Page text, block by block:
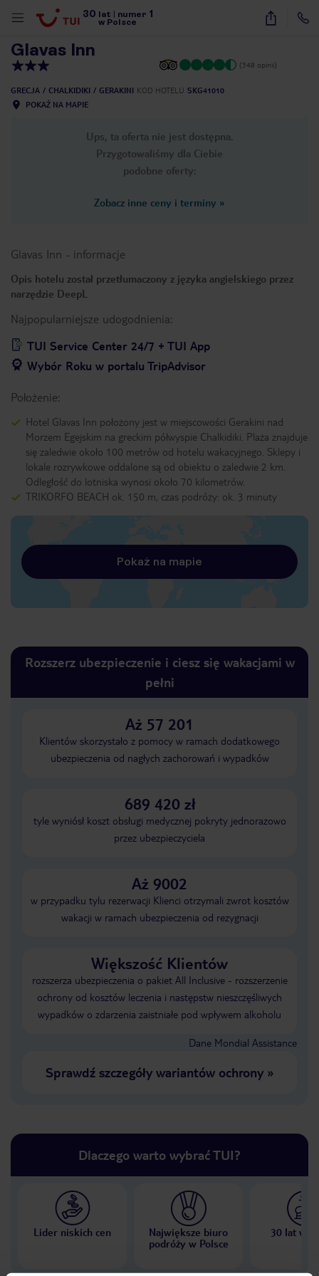
30 lat numer 1
w Polsce
21
Glavas Inn
(348 opinii)
GRECJA CHALKIDIKI GERAKINI KOD HOTELU SKG41010
POKAŻ NA MAPIE
Ups, ta oferta nie jest dostępna.
Przygotowaliśmy dla Ciebie
podobne oferty:
Zobacz inne ceny i terminy »
Glavas Inn - informacje
Opis hotelu został przetłumaczony z języka angielskiego przez
narzędzie DeepL
Najpopularniejsze udogodnienia:
TUI Service Center 24/7 + TUI App
Wybór Roku w portalu TripAdvisor
Położenie:
Hotel Glavas Inn położony jest w miejscowości Gerakini nad
Morzem Egejskim na greckim półwyspie Chalkidiki. Plaża znajduje
się zaledwie około 100 metrów od hotelu wakacyjnego. Sklepy i
lokale rozrywkowe oddalone są od obiektu o zaledwie 2 km.
Odległość do lotniska wynosi około 70 kilometrów.
TRIKORFO BEACH ok. 150 m, czas podróży: ok. 3 minuty
Pokaż na mapie
Rozszerz ubezpieczenie i ciesz się wakacjami w
pełni
Aż 57 201
Klientów skorzystało z pomocy w ramach dodatkowego
ubezpieczenia od nagłych zachorowań i wypadków
689 420 zł
tyle wyniósł koszt obsługi medycznej pokryty jednorazowo
przez ubezpieczyciela
Aż 9002
w przypadku tylu rezerwacji Klienci otrzymali zwrot kosztów
wakacji w ramach ubezpieczenia od rezygnacji
Większość Klientów
rozszerza ubezpieczenia o pakiet All Inclusive - rozszerzenie
ochrony od kosztów leczenia i następstw nieszczęśliwych
wypadków o zdarzenia zaistniałe pod wpływem alkoholu
Dane Mondial Assistance
Sprawdź szczegóły wariantów ochrony»
Dlaczego warto wybrać TUI?
Lider niskich cen
Największe biuro
podróży w Polsce
30 lat w